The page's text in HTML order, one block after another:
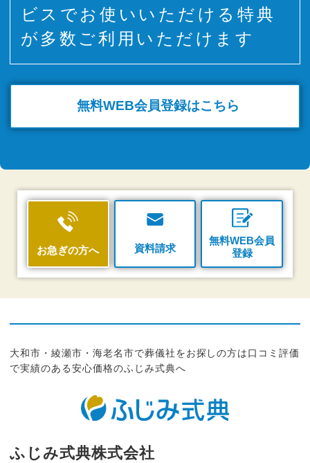
ビスでお使いいただける特典
が多数ご利用いただけます
無料WEB会員登録はこちら
お急ぎの方へ 資料請求
無料WEB会員
登録
大和市・綾瀬市・海老名市で葬儀社をお探しの方は口コミ評価
で実績のある安心価格のふじみ式典へ
ふじみ式典株式会社